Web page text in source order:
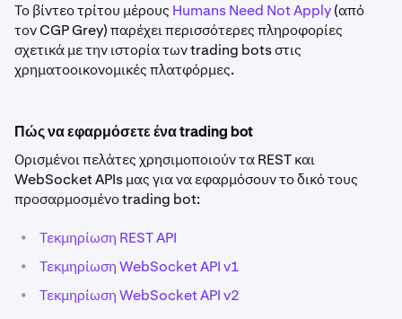
Το βίντεο τρίτου μέρους Humans Need Not Apply(από
τον CGP Grey) παρέχει περισσότερες πληροφορίες
σχετικά με την ιστορία των trading bots στις
χρηματοοικονομικές πλατφόρμες.
Πώς να εφαρμόσετε ένα trading bot
Ορισμένοι πελάτες χρησιμοποιούν τα REST και
WebSocket APIs μας για να εφαρμόσουν το δικό τους
προσαρμοσμένο trading bot:
• Τεκμηρίωση REST API
• Τεκμηρίωση WebSocket API v1
• Τεκμηρίωση WebSocket API v2